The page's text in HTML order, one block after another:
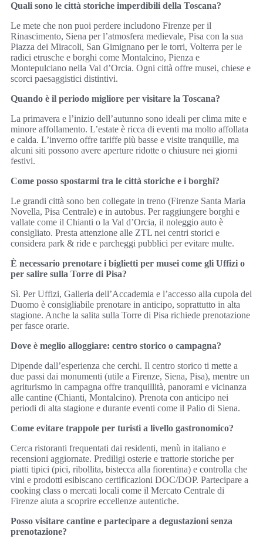
Quali sono le città storiche imperdibili della Toscana?
Le mete che non puoi perdere includono Firenze per il
Rinascimento, Siena per l’atmosfera medievale, Pisa con la sua
Piazza dei Miracoli, San Gimignano per le torri, Volterra per le
radici etrusche e borghi come Montalcino, Pienza e
Montepulciano nella Val d’Orcia. Ogni città offre musei, chiese e
scorci paesaggistici distintivi.
Quando è il periodo migliore per visitare la Toscana?
La primavera e l’inizio dell’autunno sono ideali per clima mite e
minore affollamento. L’estate è ricca di eventi ma molto affollata
e calda. L’inverno offre tariffe più basse e visite tranquille, ma
alcuni siti possono avere aperture ridotte o chiusure nei giorni
festivi.
Come posso spostarmi tra le città storiche e i borghi?
Le grandi città sono ben collegate in treno (Firenze Santa Maria
Novella, Pisa Centrale) e in autobus. Per raggiungere borghi e
vallate come il Chianti o la Val d’Orcia, il noleggio auto è
consigliato. Presta attenzione alle ZTL nei centri storici e
considera park & ride e parcheggi pubblici per evitare multe.
È necessario prenotare i biglietti per musei come gli Uffizi o
per salire sulla Torre di Pisa?
Sì. Per Uffizi, Galleria dell’Accademia e l’accesso alla cupola del
Duomo è consigliabile prenotare in anticipo, soprattutto in alta
stagione. Anche la salita sulla Torre di Pisa richiede prenotazione
per fasce orarie.
Dove è meglio alloggiare: centro storico o campagna?
Dipende dall’esperienza che cerchi. Il centro storico ti mette a
due passi dai monumenti (utile a Firenze, Siena, Pisa), mentre un
agriturismo in campagna offre tranquillità, panorami e vicinanza
alle cantine (Chianti, Montalcino). Prenota con anticipo nei
periodi di alta stagione e durante eventi come il Palio di Siena.
Come evitare trappole per turisti a livello gastronomico?
Cerca ristoranti frequentati dai residenti, menù in italiano e
recensioni aggiornate. Prediligi osterie e trattorie storiche per
piatti tipici (pici, ribollita, bistecca alla fiorentina) e controlla che
vini e prodotti esibiscano certificazioni DOC/DOP. Partecipare a
cooking class o mercati locali come il Mercato Centrale di
Firenze aiuta a scoprire eccellenze autentiche.
Posso visitare cantine e partecipare a degustazioni senza
prenotazione?